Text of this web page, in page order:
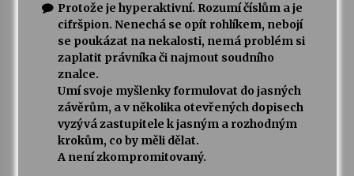
Protože je hyperaktivní. Rozumí číslům a je
cifršpion. Nenechá se opít rohlíkem, nebojí
se poukázat na nekalosti, nemá problém si
zaplatit právníka či najmout soudního
znalce.
Umí svoje myšlenky formulovat do jasných
závěrům, a v několika otevřených dopisech
vyzývá zastupitele k jasným a rozhodným
krokům, co by měli dělat.
A není zkompromitovaný.